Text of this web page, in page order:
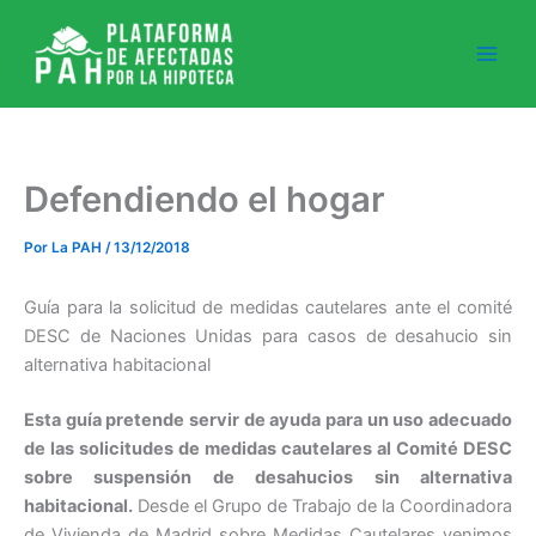
contenido
Defendiendo el hogar
Por La PAH /13/12/2018
Guía para la solicitud de medidas cautelares ante el comité
DESC de Naciones Unidas para casos de desahucio sin
alternativa habitacional
Esta guía pretende servir de ayuda para un uso adecuado
de las solicitudes de medidas cautelares al Comité DESC
sobre suspensión de desahucios sin alternativa
habitacional. Desde el Grupo de Trabajo de la Coordinadora